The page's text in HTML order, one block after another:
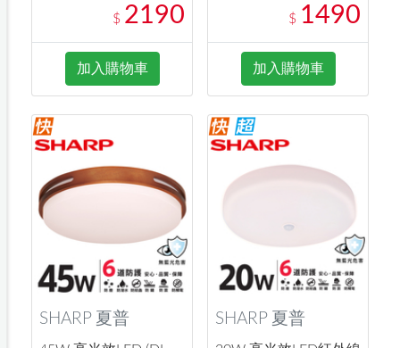
$ 2190
加入購物車
$ 1490
加入購物車
SHARP 夏普 SHARP 夏普